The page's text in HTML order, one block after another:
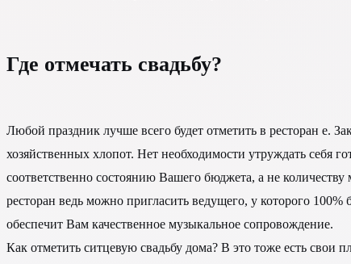
Где отмечать свадьбу?
Любой праздник лучше всего будет отметить в ресторан е.
хозяйственных хлопот. Нет необходимости утруждать себя
соответственно состоянию Вашего бюджета, а не
ресторан ведь можно пригласить ведущего, у которого
обеспечит Вам качественное музыкальное сопровождение.
Как отметить ситцевую свадьбу дома? В это тоже есть